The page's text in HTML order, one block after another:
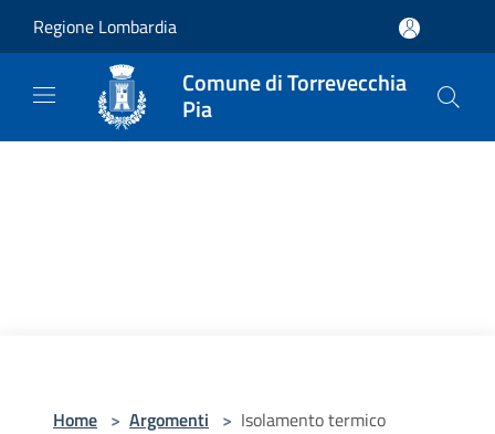
Regione Lombardia
Comune di Torrevecchia
Pia
Home > Argomenti > Isolamento termico